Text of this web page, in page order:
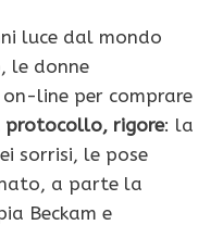
luce dal mondo
le donne
line per comprare
protocollo, rigore: la
sorrisi, le pose
a parte la
Beckam e